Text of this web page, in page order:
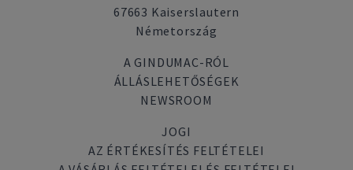
67663 Kaiserslautern
Németország
A GINDUMAC-RÓL
ÁLLÁSLEHETŐSÉGEK
NEWSROOM
JOGI
AZ ÉRTÉKESÍTÉS FELTÉTELEI